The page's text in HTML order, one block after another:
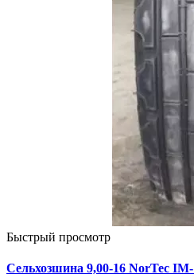
Быстрый просмотр
Сельхозшина 9,00-16 NorTec